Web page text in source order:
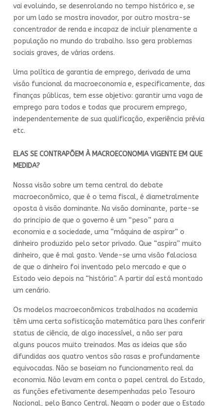
vai evoluindo, se desenrolando no tempo histórico e, se
por um lado se mostra inovador, por outro mostra-se
concentrador de renda e incapaz de incluir plenamente a
população no mundo do trabalho. Isso gera problemas
sociais graves, de várias ordens.
Uma política de garantia de emprego, derivada de uma
visão funcional da macroeconomia e, especificamente, das
finanças públicas, tem esse objetivo: garantir uma vaga de
emprego para todos e todas que procurem emprego,
independentemente de sua qualificação, experiência prévia
etc.
ELAS SE CONTRAPÕEM À MACROECONOMIA VIGENTE EM QUE
MEDIDA?
Nossa visão sobre um tema central do debate
macroeconômico, que é o tema fiscal, é diametralmente
oposta à visão dominante. Na visão dominante, parte-se
do principio de que o governo é um “peso” para a
economia e a sociedade, uma “máquina de aspirar” o
dinheiro produzido pelo setor privado. Que “aspira” muito
dinheiro, que é mal gasto. Vende-se uma visão falaciosa
de que o dinheiro foi inventado pelo mercado e que o
Estado veio depois na “história”. A partir daí está montado
um cenário.
Os modelos macroeconômicos trabalhados na academia
têm uma certa sofisticação matemática para lhes conferir
status de ciência, de algo inacessível, a não ser para
alguns poucos muito treinados. Mas as ideias que são
difundidas aos quatro ventos são rasas e profundamente
equivocadas. Não se baseiam no funcionamento real da
economia. Não levam em conta o papel central do Estado,
as funções efetivamente desempenhadas pelo Tesouro
Nacional, pelo Banco Central. Negam o poder que o Estado